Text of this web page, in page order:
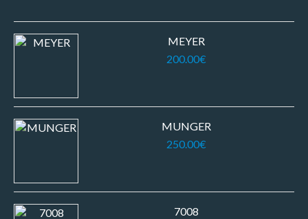
MEYER
200.00€
MUNGER
250.00€
7008